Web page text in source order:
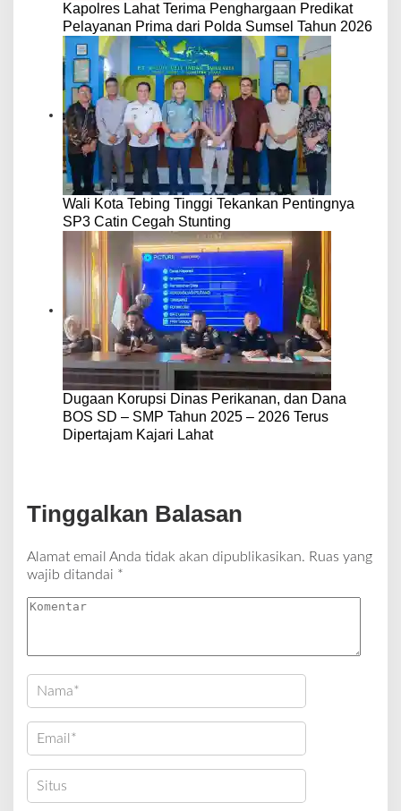
Kapolres Lahat Terima Penghargaan Predikat
Pelayanan Prima dari Polda Sumsel Tahun 2026
Wali Kota Tebing Tinggi Tekankan Pentingnya
SP3 Catin Cegah Stunting
Dugaan Korupsi Dinas Perikanan, dan Dana
BOS SD – SMP Tahun 2025 – 2026 Terus
Dipertajam Kajari Lahat
Tinggalkan Balasan
Alamat email Anda tidak akan dipublikasikan. Ruas yang
wajib ditandai *